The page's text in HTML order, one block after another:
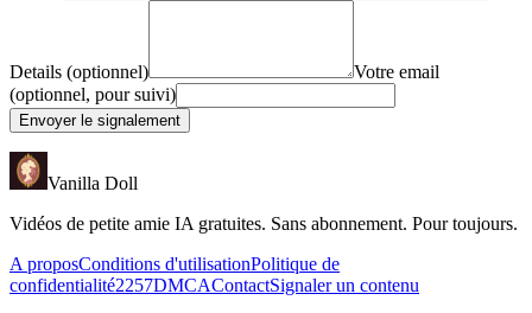
Details (optionnel)
Votre email
(optionnel, pour suivi)
Envoyer le signalement
Vanilla Doll
Vidéos de petite amie IA gratuites. Sans abonnement. Pour toujours.
A proposConditions d'utilisationPolitique de
confidentialité2257DMCAContactSignaler un contenu